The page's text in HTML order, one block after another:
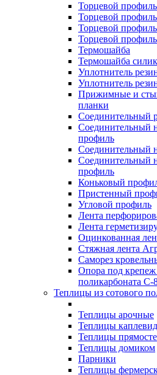
Торцевой
Торцевой
Торцевой
Торцевой
Термошайба
Термошайба
Уплотнитель
Уплотнитель
Прижимные и
планки
Соединительный
Соединительный
профиль
Соединительный
Соединительный
профиль
Коньковый
Пристенный
Угловой профиль
Лента
Лента
Оцинкованная
Стяжная лента
Саморез
Опора под
поликарбоната С-
Теплицы из сотового
Теплицы арочные
Теплицы
Теплицы
Теплицы домиком
Парники
Теплицы